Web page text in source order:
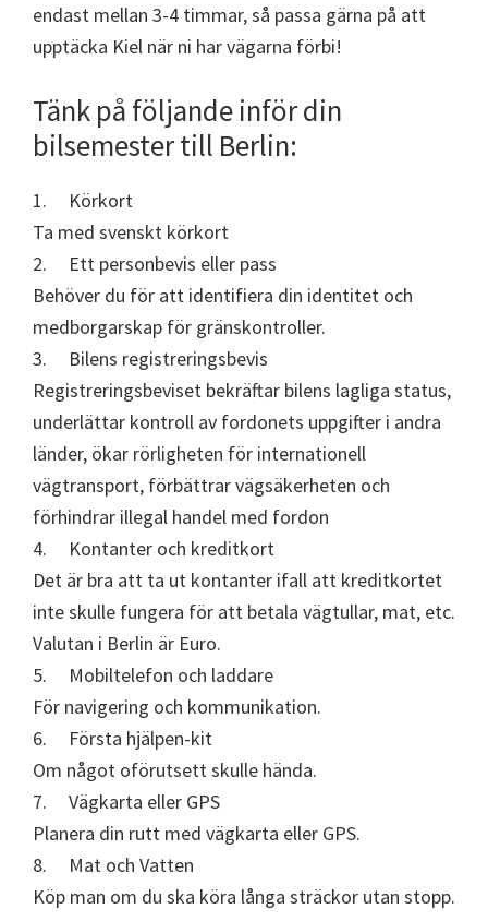
endast mellan 3-4 timmar, så passa gärna på att
upptäcka Kiel när ni har vägarna förbi!
Tänk på följande inför din
bilsemester till Berlin:
1. Körkort
Ta med svenskt körkort
2. Ett personbevis eller pass
Behöver du för att identifiera din identitet och
medborgarskap för gränskontroller.
3. Bilens registreringsbevis
Registreringsbeviset bekräftar bilens lagliga status,
underlättar kontroll av fordonets uppgifter i andra
länder, ökar rörligheten för internationell
vägtransport, förbättrar vägsäkerheten och
förhindrar illegal handel med fordon
4. Kontanter och kreditkort
Det är bra att ta ut kontanter ifall att kreditkortet
inte skulle fungera för att betala vägtullar, mat, etc.
Valutan i Berlin är Euro.
5. Mobiltelefon och laddare
För navigering och kommunikation.
6. Första hjälpen-kit
Om något oförutsett skulle hända.
7. Vägkarta eller GPS
Planera din rutt med vägkarta eller GPS.
8. Mat och Vatten
Köp man om du ska köra långa sträckor utan stopp.